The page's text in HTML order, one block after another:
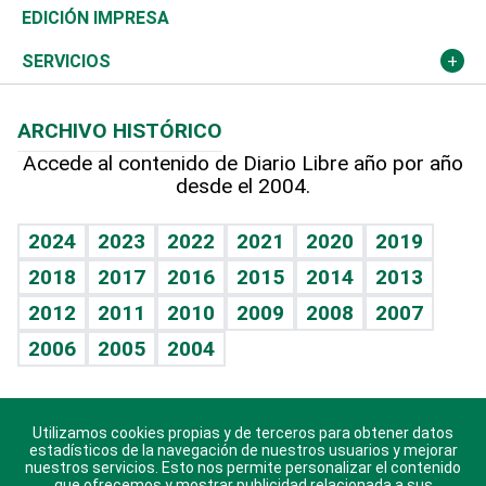
Caribe
Resto del mundo
Global y variable
Economía personal
Novedades
Podcast Arte Libre
Hablando con el pediatra
Vida y familia
Eñe
Celebrando la vida
Sin complejos
En pocas palabras
Escuchando al corazón
Olimpismo
Más deportes
Línea de hit
TBT Deportivo
El Espía
Noticiero Poteleche
Martes de tecnología
Cambio climático
Deportes
Opinión
Hecho en casa
Guía del dinero
EDICIÓN IMPRESA
SERVICIOS
Cumpleaños
Horóscopos
Juegos
ARCHIVO HISTÓRICO
Accede al contenido de Diario Libre año por año
desde el 2004.
2024 2023 2022 2021 2020
2019
2018
2017 2016 2015 2014
2013
2012
2011 2010 2009 2008
2007
2006
2005 2004
Descarga nuestras aplicaciones para Android, iOS y
sistema Huawei.
Utilizamos cookies propias y de terceros para obtener datos
estadísticos de la navegación de nuestros usuarios y mejorar
nuestros servicios. Esto nos permite personalizar el contenido